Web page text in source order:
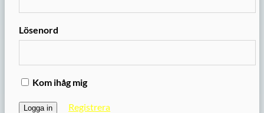
Lösenord
Kom ihåg mig
Registrera